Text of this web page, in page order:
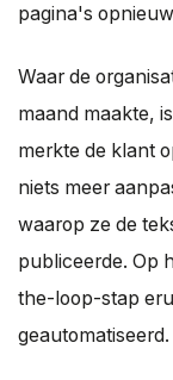
pagina's
Waar de
maand maakte,
merkte de klant
niets meer
waarop ze de
publiceerde. Op
the-loop-stap
geautomatiseerd.